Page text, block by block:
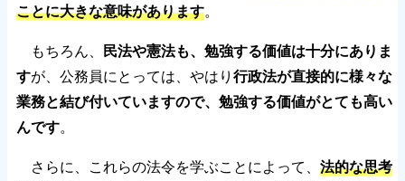
ことに大きな意味があります。
もちろん、 民法や憲法も、勉強する価値は十分にありま
すが、公務員にとっては、やはり 行政法が直接的に様々な
業務と結び付いていますので、勉強する価値がとても高い
んです。
さらに、これらの法令を学ぶことによって、 法的な思考